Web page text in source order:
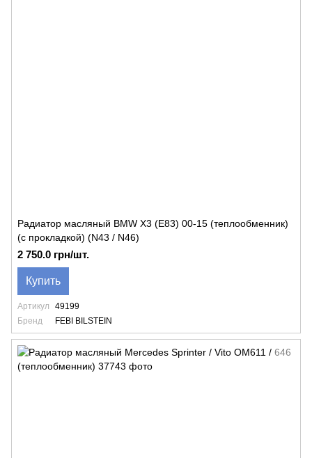
Радиатор масляный BMW X3 (E83) 00-15 (теплообменник)
(с прокладкой) (N43 / N46)
2 750.0 грн/шт.
Купить
Артикул
49199
Бренд
FEBI BILSTEIN